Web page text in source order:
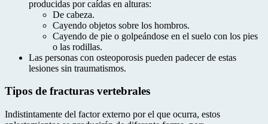
producidas por caídas en alturas:
De cabeza.
Cayendo objetos sobre los hombros.
Cayendo de pie o golpeándose en el suelo con los pies
o las rodillas.
Las personas con osteoporosis pueden padecer de estas
lesiones sin traumatismos.
Tipos de fracturas vertebrales
Indistintamente del factor externo por el que ocurra, estos